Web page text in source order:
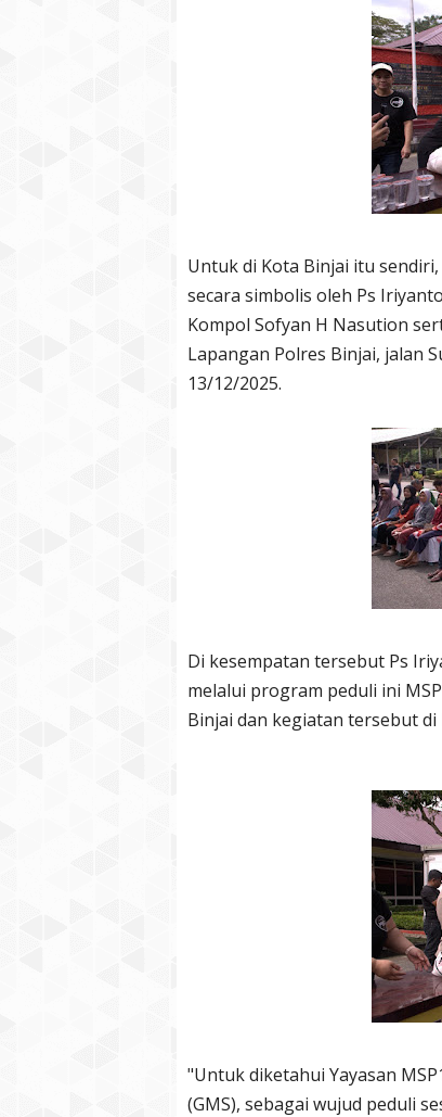
Untuk di Kota Binjai itu
secara simbolis oleh Ps
Kompol Sofyan H Nasution
Lapangan Polres Binjai, jalan
13/12/2025.
Di kesempatan tersebut Ps
melalui program peduli ini
Binjai dan kegiatan tersebut
"Untuk diketahui Yayasan
(GMS), sebagai wujud peduli